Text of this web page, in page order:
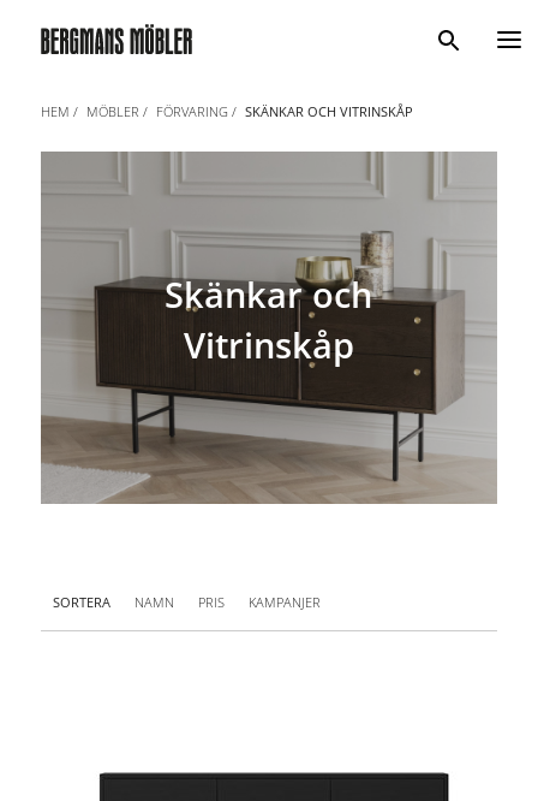
Sök
HEM MÖBLER FÖRVARING SKÄNKAR OCH VITRINSKÅP
Skänkar och
Vitrinskåp
SORTERA NAMN PRIS KAMPANJER